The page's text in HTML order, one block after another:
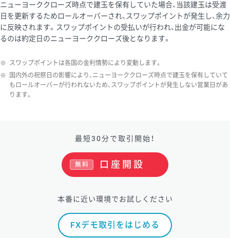
ニューヨーククローズ時点で建玉を保有していた場合、当該建玉は受渡
日を更新するためロールオーバーされ、スワップポイントが発生し、余力
に反映されます。スワップポイントの受払いが行われ、出金が可能にな
るのは約定日のニューヨーククローズ後となります。
※ スワップポイントは各国の金利情勢により変動します。
※
国内外の祝祭日の影響により、ニューヨーククローズ時点で建玉を保有していて
もロールオーバーが行われないため、スワップポイントが発生しない営業日があ
ります。
最短30分で取引開始！
口座開設
無料
本番に近い環境でお試しください
FXデモ取引をはじめる